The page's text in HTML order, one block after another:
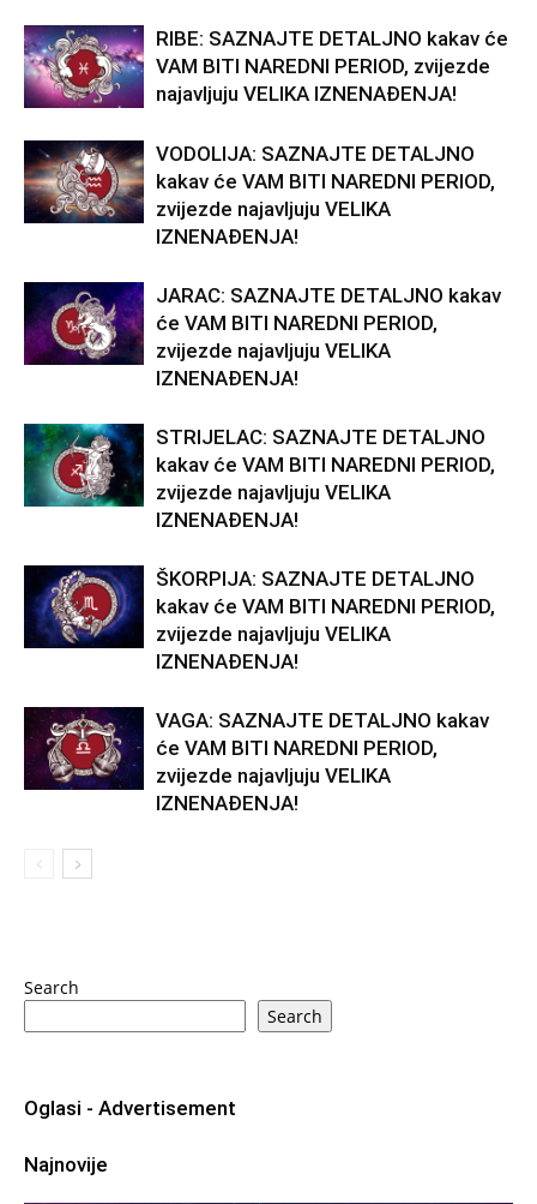
RIBE: SAZNAJTE DETALJNO kakav će
VAM BITI NAREDNI PERIOD, zvijezde
najavljuju VELIKA IZNENAĐENJA!
VODOLIJA: SAZNAJTE DETALJNO
kakav će VAM BITI NAREDNI PERIOD,
zvijezde najavljuju VELIKA
IZNENAĐENJA!
JARAC: SAZNAJTE DETALJNO kakav
će VAM BITI NAREDNI PERIOD,
zvijezde najavljuju VELIKA
IZNENAĐENJA!
STRIJELAC: SAZNAJTE DETALJNO
kakav će VAM BITI NAREDNI PERIOD,
zvijezde najavljuju VELIKA
IZNENAĐENJA!
ŠKORPIJA: SAZNAJTE DETALJNO
kakav će VAM BITI NAREDNI PERIOD,
zvijezde najavljuju VELIKA
IZNENAĐENJA!
VAGA: SAZNAJTE DETALJNO kakav
će VAM BITI NAREDNI PERIOD,
zvijezde najavljuju VELIKA
IZNENAĐENJA!
Search
Search
Oglasi - Advertisement
Najnovije